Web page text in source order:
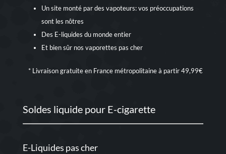
Un site monté par des vapoteurs: vos préoccupations
sont les nôtres
Des E-liquides du monde entier
Et bien sûr nos vaporettes pas cher
* Livraison gratuite en France métropolitaine à partir 49,99€
Soldes liquide pour E-cigarette
E-Liquides pas cher